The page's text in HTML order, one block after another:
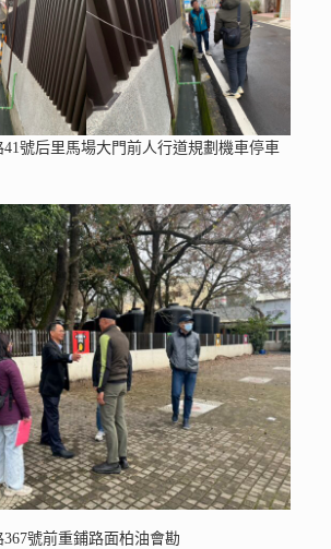
號后里馬場大門前人行道規劃機車停車
號前重鋪路面柏油會勘